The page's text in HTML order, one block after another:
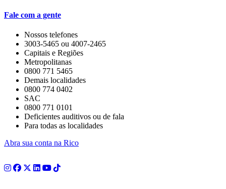
Fale com a gente
Nossos telefones
3003-5465 ou 4007-2465
Capitais e Regiões
Metropolitanas
0800 771 5465
Demais localidades
0800 774 0402
SAC
0800 771 0101
Deficientes auditivos ou de fala
Para todas as localidades
Abra sua conta na Rico